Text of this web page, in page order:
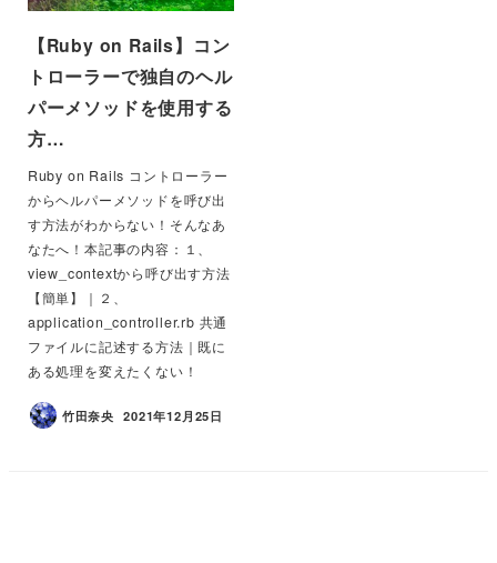
【Ruby on Rails】コン
トローラーで独自のヘル
パーメソッドを使用する
方…
Ruby on Rails コントローラー
からヘルパーメソッドを呼び出
す方法がわからない！そんなあ
なたへ！本記事の内容：１、
view_contextから呼び出す方法
【簡単】｜２、
application_controller.rb 共通
ファイルに記述する方法｜既に
ある処理を変えたくない！
竹田奈央 2021年12月25日